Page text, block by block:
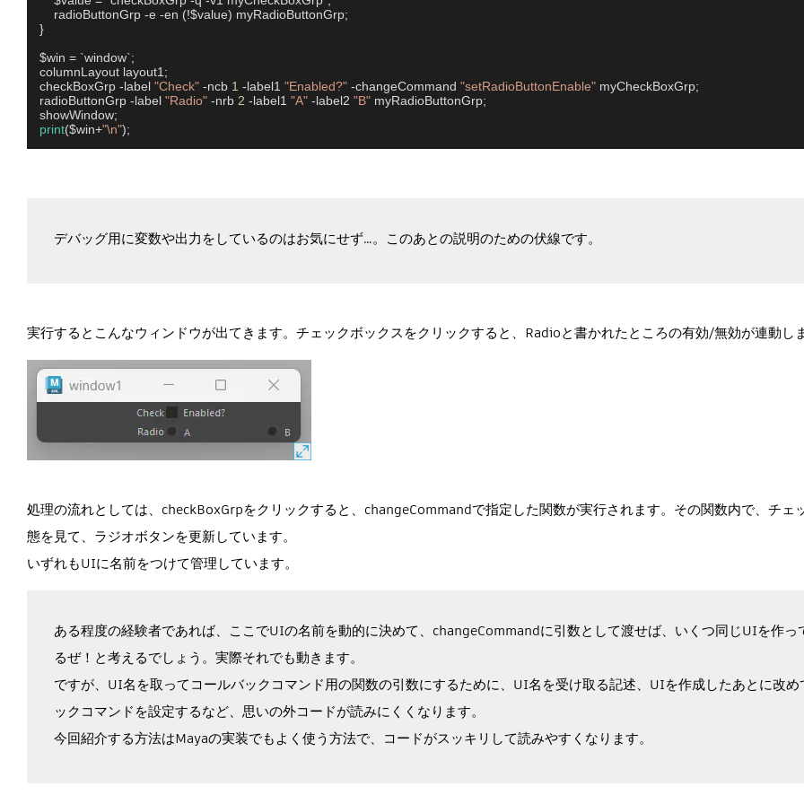
    radioButtonGrp -e -en (!$value) myRadioButtonGrp;
}
$win = `window`;
columnLayout layout1;
checkBoxGrp -label "Check" -ncb 1 -label1 "Enabled?" -changeCommand "setRadioButtonEnable" myCheckBoxGrp;
radioButtonGrp -label "Radio" -nrb 2 -label1 "A" -label2 "B" myRadioButtonGrp;
print($win+"\n"
デバッグ用に変数や出力をしているのはお気にせず…。このあとの説明のための伏線です。
実行するとこんなウィンドウが出てきます。チェックボックスをクリックすると、Radioと書かれたところの有効/無効が連動し
処理の流れとしては、checkBoxGrpをクリックすると、changeCommandで指定した関数が実行されます。その関数内で、チェ
態を見て、ラジオボタンを更新しています。
いずれもUIに名前をつけて管理しています。
ある程度の経験者であれば、ここでUIの名前を動的に決めて、changeCommandに引数として渡せば、いくつ同じUIを作っ
るぜ！と考えるでしょう。実際それでも動きます。
ですが、UI名を取ってコールバックコマンド用の関数の引数にするために、UI名を受け取る記述、UIを作成したあとに改め
ックコマンドを設定するなど、思いの外コードが読みにくくなります。
今回紹介する方法はMayaの実装でもよく使う方法で、コードがスッキリして読みやすくなります。